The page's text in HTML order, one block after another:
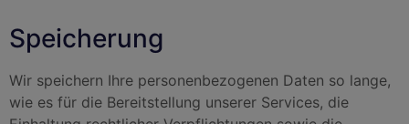
Speicherung
Wir speichern Ihre personenbezogenen Daten so lange,
wie es für die Bereitstellung unserer Services, die